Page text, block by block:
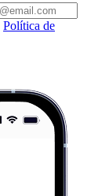
Política de